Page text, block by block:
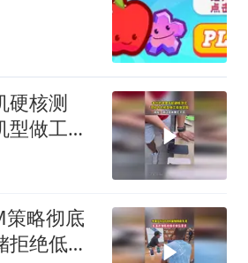
硬核测
型做工愈
策略彻底
拒绝低价